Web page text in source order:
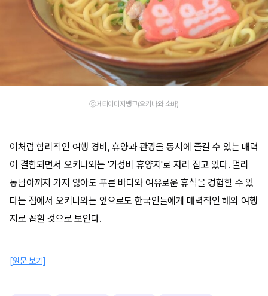
ⓒ게티이미지뱅크(오키나와 소바)
이처럼 합리적인 여행 경비, 휴양과 관광을 동시에 즐길 수 있는 매력
이 결합되면서 오키나와는 '가성비 휴양지'로 자리 잡고 있다. 멀리
동남아까지 가지 않아도 푸른 바다와 여유로운 휴식을 경험할 수 있
다는 점에서 오키나와는 앞으로도 한국인들에게 매력적인 해외 여행
지로 꼽힐 것으로 보인다.
[원문 보기]